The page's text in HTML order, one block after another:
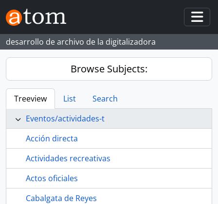
Skip to main content
desarrollo de archivo de la digitalizadora
Browse Subjects:
Treeview List
Search
Eventos/actividades-t
Acción directa
Actividades recreativas
Actos oficiales
Cabalgata de Reyes